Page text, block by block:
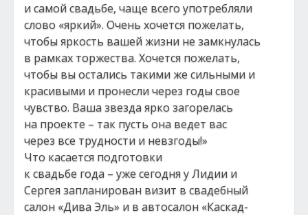
и самой свадьбе, чаще всего употребляли
слово «яркий». Очень хочется пожелать,
чтобы яркость вашей жизни не замкнулась
в рамках торжества. Хочется пожелать,
чтобы вы остались такими же сильными и
красивыми и пронесли через годы свое
чувство. Ваша звезда ярко загорелась
на проекте – так пусть она ведет вас
через все трудности и невзгоды!»
Что касается подготовки
к свадьбе года – уже сегодня у Лидии и
Сергея запланирован визит в свадебный
салон «Дива Эль» и в автосалон «Каскад-